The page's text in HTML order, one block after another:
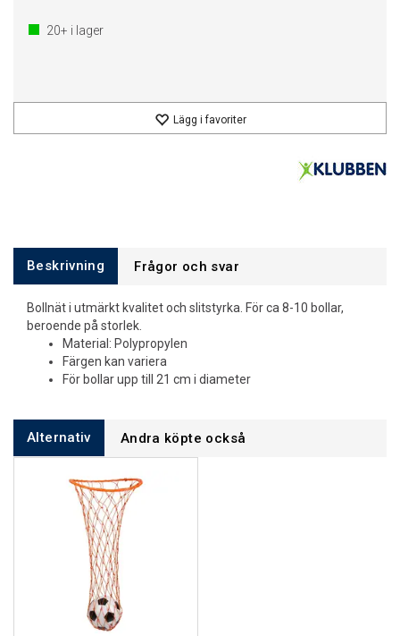
20+ i lager
Lägg i favoriter
Beskrivning Frågor och svar
Bollnät i utmärkt kvalitet och slitstyrka. För ca 8-10 bollar,
beroende på storlek.
Material: Polypropylen
Färgen kan variera
För bollar upp till 21 cm i diameter
Alternativ Andra köpte också